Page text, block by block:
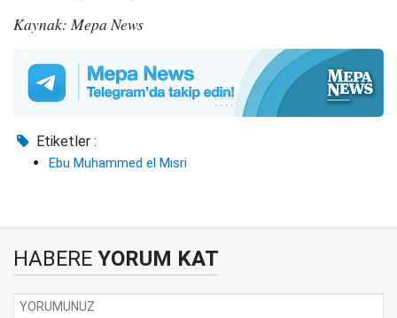
Kaynak: Mepa News
Etiketler :
Ebu Muhammed el Mısri
HABERE YORUM KAT